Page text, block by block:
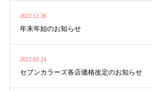
2022.12.26
年末年始のお知らせ
2022.03.24
セブンカラーズ各店価格改定のお知らせ